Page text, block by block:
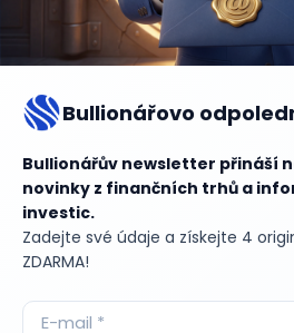
Bullionářovo
Bullionářův newsletter přináší
novinky z finančních trhů a
investic.
Zadejte své údaje a získejte 4
ZDARMA!Aktuální